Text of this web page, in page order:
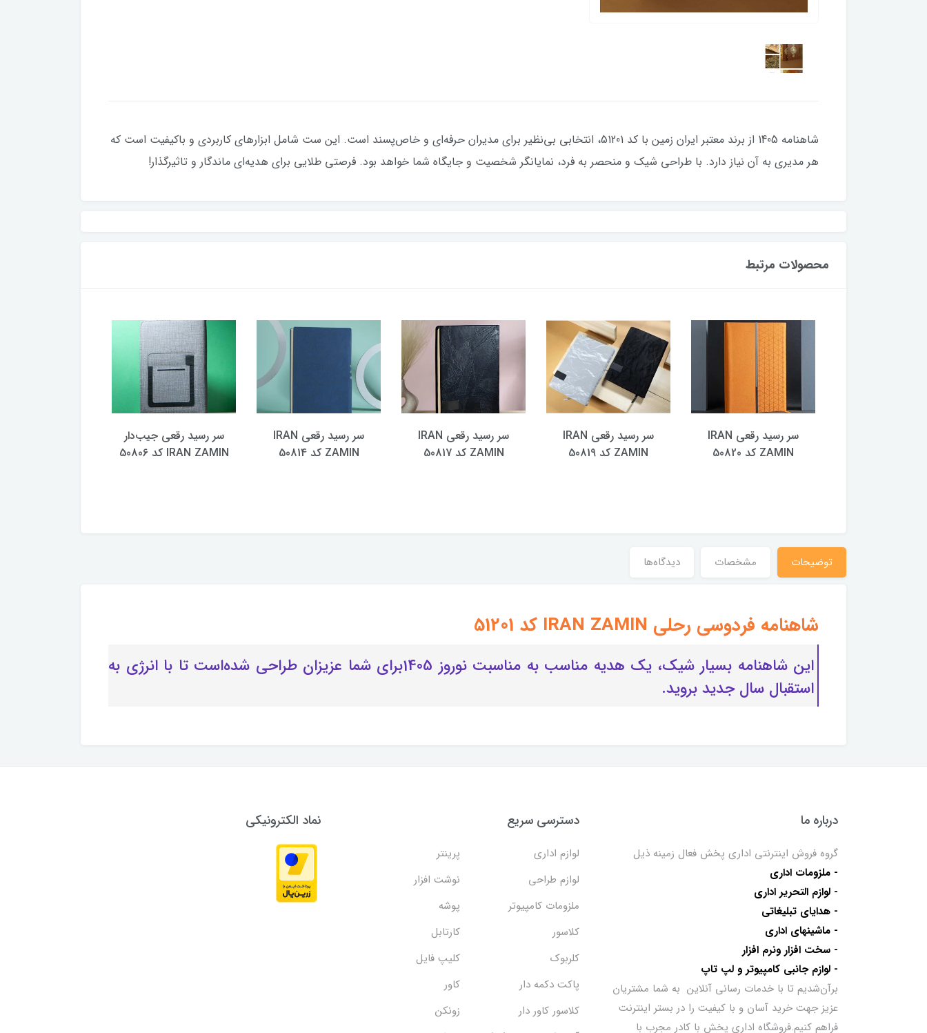
شاهنامه 1405 از برند معتبر ایران زمین با کد 51201، انتخابی بی‌نظیر برای مدیران حرفه‌ای و خاص‌پسند است. این ست شامل ابزارهای کاربردی و باکیفیت است که
هر مدیری به آن نیاز دارد. با طراحی شیک و منحصر به فرد، نمایانگر شخصیت و جایگاه شما خواهد بود. فرصتی طلایی برای هدیه‌ای ماندگار و تاثیرگذار!
محصولات مرتبط
سر رسید رقعی IRAN
ZAMIN کد 50820
سر رسید رقعی IRAN
ZAMIN کد 50819
سر رسید رقعی IRAN
ZAMIN کد 50817
سر رسید رقعی IRAN
ZAMIN کد 50814
سر رسید رقعی جیب‌دار
IRAN ZAMIN کد 50806
توضیحات مشخصات دیدگاه‌ها
شاهنامه فردوسی رحلی IRAN ZAMIN کد 51201
این شاهنامه بسیار شیک، یک هدیه مناسب به مناسبت نوروز 1405برای شما عزیزان طراحی شده‌است تا با انرژی به
استقبال سال جدید بروید.
درباره ما
گروه فروش اینترنتی اداری پخش فعال زمینه ذیل
- ملزومات اداری
- لوازم التحریر اداری
- هدایای تبلیغاتی
- ماشینهای اداری
- سخت افزار ونرم افزار
- لوازم جانبی کامپیوتر و لپ تاپ
برآن‌شدیم تا با خدمات رسانی آنلاین به شما مشتریان
عزیز جهت خرید آسان و با کیفیت را در بستر اینترنت
فراهم کنیم.فروشگاه اداری پخش با کادر مجرب با
دسترسی سریع
لوازم اداری
پرینتر
لوازم طراحی
نوشت افزار
ملزومات کامپیوتر
پوشه
کلاسور
کارتابل
کلربوک
کلیپ فایل
پاکت دکمه دار
کاور
کلاسور کاور دار
زونکن
نماد الکترونیکی